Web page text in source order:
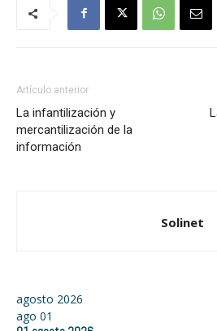
Artículo anterior
La infantilización y
mercantilización de la
información
Solinet
agosto 2026
ago 01